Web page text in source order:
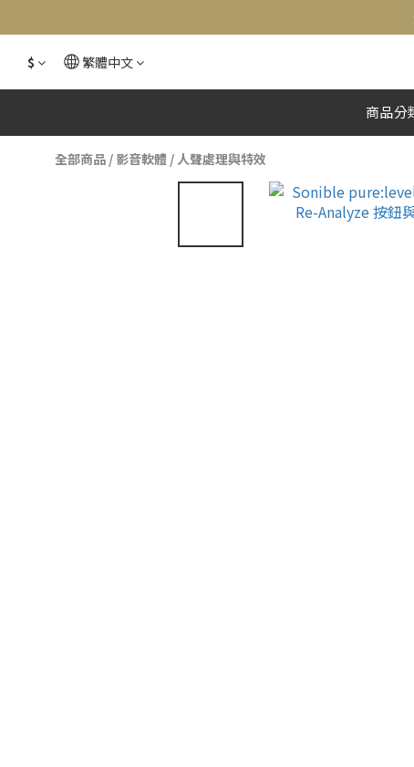
$ 繁體中文
商品分
全部商品 / 影音軟體 / 人聲處理與特效